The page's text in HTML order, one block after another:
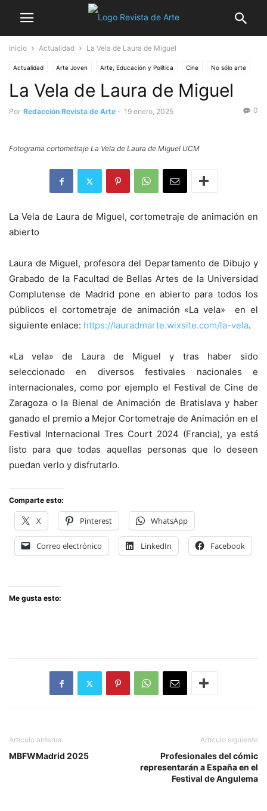
Inicio Actualidad La Vela de Laura de Miguel
Actualidad Arte Joven Arte, Educación y Política Cine No sólo arte
Noticia destacada
La Vela de Laura de Miguel
Por Redacción Revista de Arte - 19 enero, 2025 0
Fotograma cortometraje La Vela de Laura de Miguel UCM
La Vela de Laura de Miguel, cortometraje de animación en
abierto
Laura de Miguel, profesora del Departamento de Dibujo y
Grabado de la Facultad de Bellas Artes de la Universidad
Complutense de Madrid pone en abierto para todos los
públicos el cortometraje de animación «La vela» en el
siguiente enlace: https://lauradmarte.wixsite.com/la-vela.
«La vela» de Laura de Miguel y tras haber sido
seleccionado en diversos festivales nacionales e
internacionales, como por ejemplo el Festival de Cine de
Zaragoza o la Bienal de Animación de Bratislava y haber
ganado el premio a Mejor Cortometraje de Animación en el
Festival Internacional Tres Court 2024 (Francia), ya está
listo para que todas aquellas personas que lo deseen
puedan verlo y disfrutarlo.
Comparte esto:
X Pinterest WhatsApp
Correo electrónico LinkedIn Facebook
Me gusta esto:
Artículo anterior
MBFWMadrid 2025
Artículo siguiente
Profesionales del cómic
representarán a España en el
Festival de Angulema